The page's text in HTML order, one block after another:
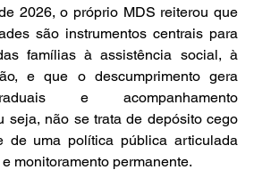
2026, o próprio MDS reiterou que
são instrumentos centrais para
famílias à assistência social, à
e que o descumprimento gera
e acompanhamento
seja, não se trata de depósito cego
de uma política pública articulada
monitoramento permanente.